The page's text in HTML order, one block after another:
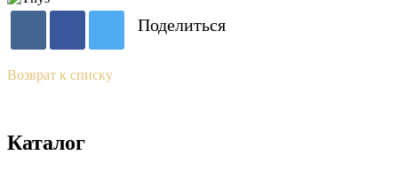
Поделиться
Возврат к списку
Каталог